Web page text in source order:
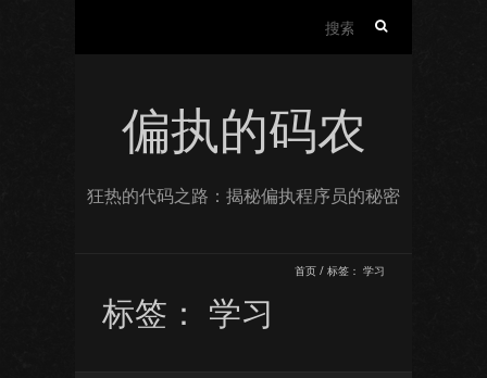
偏执的码农
狂热的代码之路：揭秘偏执程序员的秘密
首页 / 标签： 学习
标签： 学习